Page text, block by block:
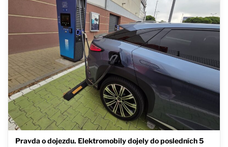
Pravda o dojezdu. Elektromobily dojely do posledních 5